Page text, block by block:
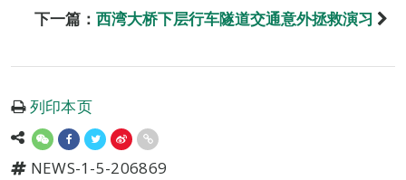
下一篇： 西湾大桥下层行车隧道交通意外拯救演习
列印本页
NEWS-1-5-206869